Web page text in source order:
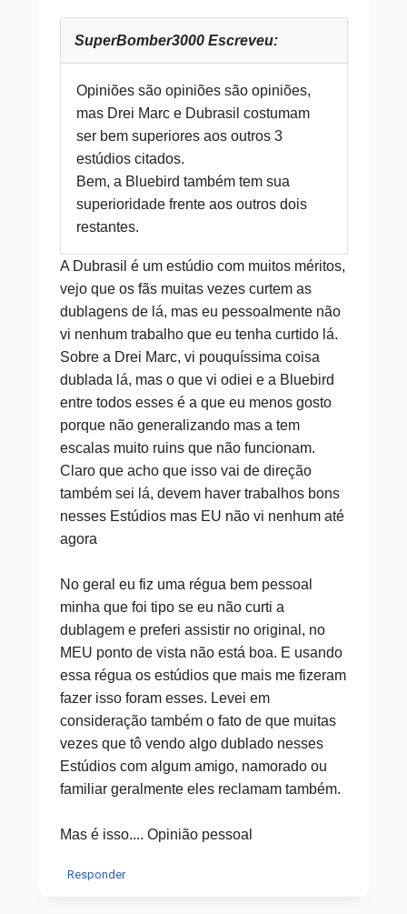
SuperBomber3000 Escreveu:
Opiniões são opiniões são opiniões,
mas Drei Marc e Dubrasil costumam
ser bem superiores aos outros 3
estúdios citados.
Bem, a Bluebird também tem sua
superioridade frente aos outros dois
restantes.
A Dubrasil é um estúdio com muitos méritos,
vejo que os fãs muitas vezes curtem as
dublagens de lá, mas eu pessoalmente não
vi nenhum trabalho que eu tenha curtido lá.
Sobre a Drei Marc, vi pouquíssima coisa
dublada lá, mas o que vi odiei e a Bluebird
entre todos esses é a que eu menos gosto
porque não generalizando mas a tem
escalas muito ruins que não funcionam.
Claro que acho que isso vai de direção
também sei lá, devem haver trabalhos bons
nesses Estúdios mas EU não vi nenhum até
agora
No geral eu fiz uma régua bem pessoal
minha que foi tipo se eu não curti a
dublagem e preferi assistir no original, no
MEU ponto de vista não está boa. E usando
essa régua os estúdios que mais me fizeram
fazer isso foram esses. Levei em
consideração também o fato de que muitas
vezes que tô vendo algo dublado nesses
Estúdios com algum amigo, namorado ou
familiar geralmente eles reclamam também.
Mas é isso.... Opinião pessoal
Responder